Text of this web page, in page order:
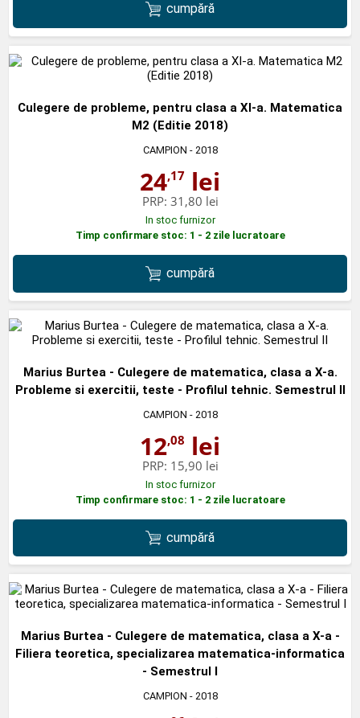
cumpără
Culegere de probleme, pentru clasa a XI-a. Matematica
M2 (Editie 2018)
CAMPION - 2018
24,17 lei
PRP: 31,80 lei
In stoc furnizor
Timp confirmare stoc: 1 - 2 zile lucratoare
cumpără
Marius Burtea - Culegere de matematica, clasa a X-a.
Probleme si exercitii, teste - Profilul tehnic. Semestrul II
CAMPION - 2018
12,08 lei
PRP: 15,90 lei
In stoc furnizor
Timp confirmare stoc: 1 - 2 zile lucratoare
cumpără
Marius Burtea - Culegere de matematica, clasa a X-a -
Filiera teoretica, specializarea matematica-informatica
- Semestrul I
CAMPION - 2018